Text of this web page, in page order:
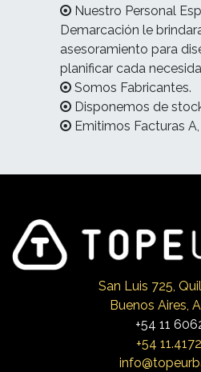
Nuestro Personal
Demarcación le
asesoramiento para
planificar cada
Somos Fabricantes.
Disponemos de
Emitimos Facturas A,
San Luis 725, Qui
Buenos Aires,
+54 11
+54